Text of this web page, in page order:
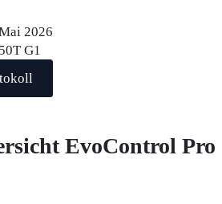
2026
G1
EvoControl Pro